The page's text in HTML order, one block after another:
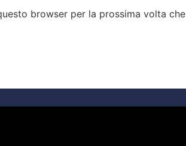
browser per la prossima volta che